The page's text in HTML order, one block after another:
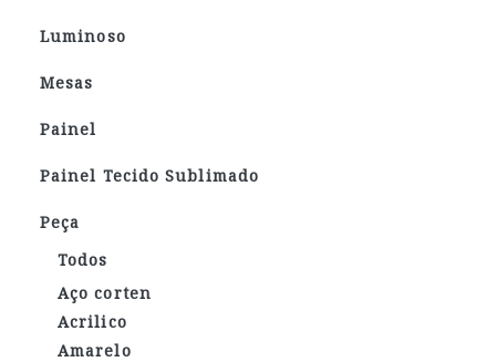
Luminoso
Mesas
Painel
Painel Tecido Sublimado
Peça
Todos
Aço corten
Acrilico
Amarelo